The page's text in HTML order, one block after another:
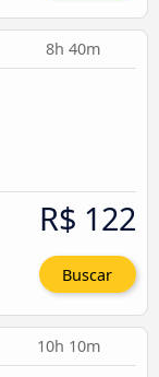
8h 40m
R$ 122
Buscar
10h 10m